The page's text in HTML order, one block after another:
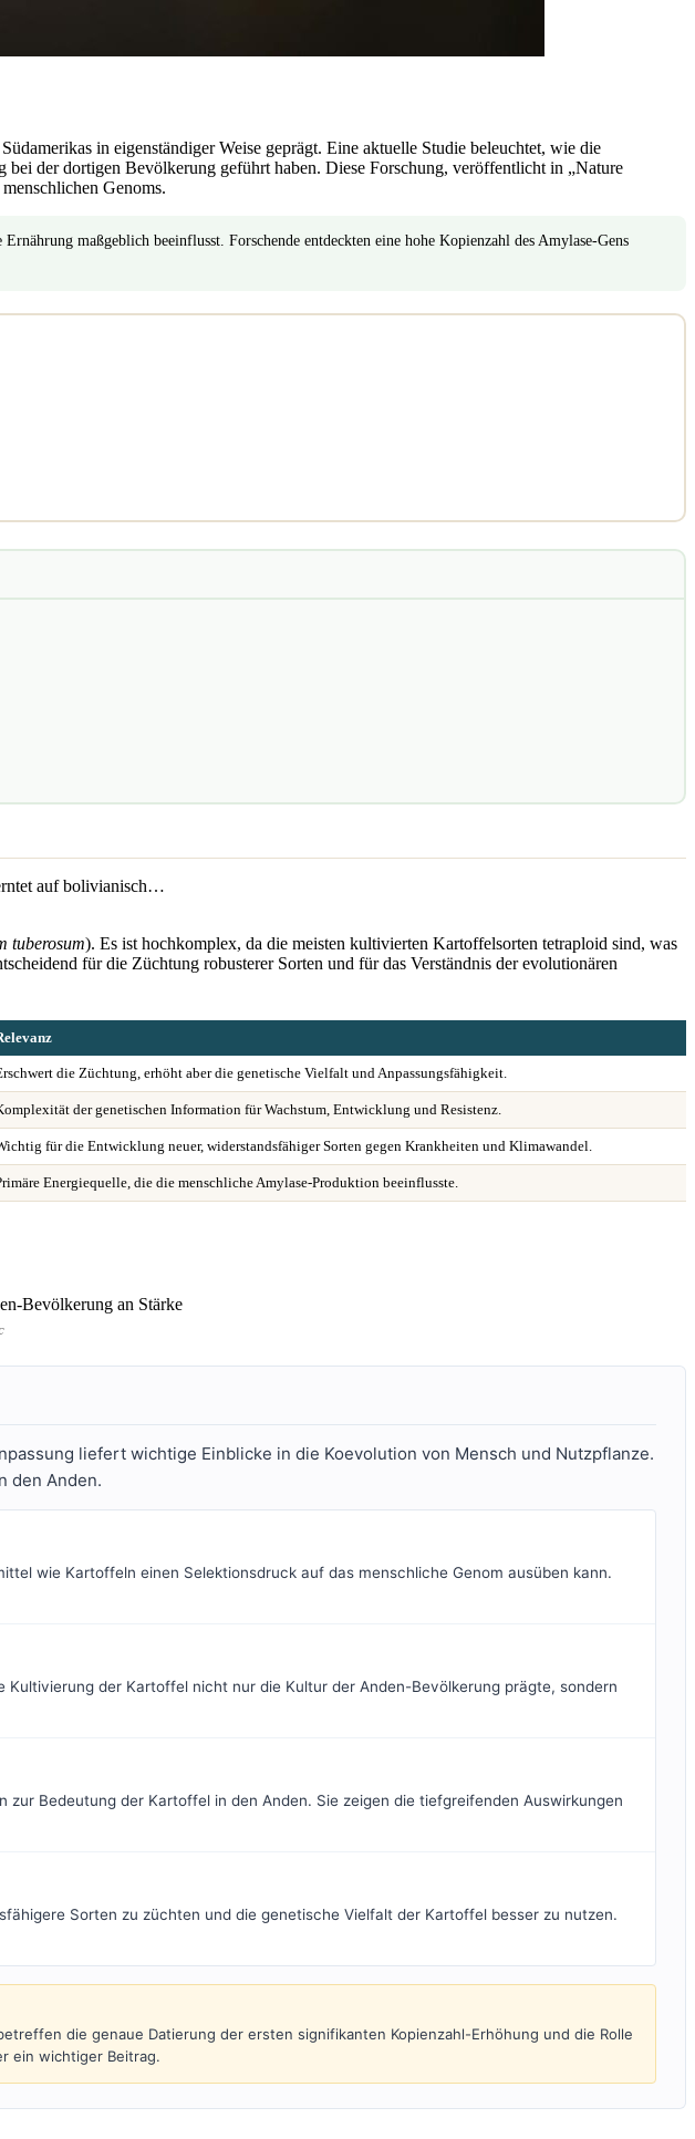
in eigenständiger Weise geprägt. Eine aktuelle Studie beleuchtet, wie die
der dortigen Bevölkerung geführt haben. Diese Forschung, veröffentlicht in „Nature
Genoms.
maßgeblich beeinflusst. Forschende entdeckten eine hohe Kopienzahl des Amylase-Gens
tuberosum). Es ist hochkomplex, da die meisten kultivierten Kartoffelsorten tetraploid sind, was
für die Züchtung robusterer Sorten und für das Verständnis der evolutionären
die Züchtung, erhöht aber die genetische Vielfalt und Anpassungsfähigkeit.
der genetischen Information für Wachstum, Entwicklung und Resistenz.
für die Entwicklung neuer, widerstandsfähiger Sorten gegen Krankheiten und Klimawandel.
Energiequelle, die die menschliche Amylase-Produktion beeinflusste.
liefert wichtige Einblicke in die Koevolution von Mensch und Nutzpflanze.
den Anden.
wie Kartoffeln einen Selektionsdruck auf das menschliche Genom ausüben kann.
der Kartoffel nicht nur die Kultur der Anden-Bevölkerung prägte, sondern
Bedeutung der Kartoffel in den Anden. Sie zeigen die tiefgreifenden Auswirkungen
Sorten zu züchten und die genetische Vielfalt der Kartoffel besser zu nutzen.
die genaue Datierung der ersten signifikanten Kopienzahl-Erhöhung und die Rolle
ein wichtiger Beitrag.